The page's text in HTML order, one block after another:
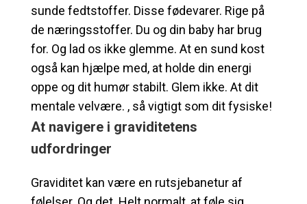
sunde fedtstoffer. Disse fødevarer. Rige på
de næringsstoffer. Du og din baby har brug
for. Og lad os ikke glemme. At en sund kost
også kan hjælpe med, at holde din energi
oppe og dit humør stabilt. Glem ikke. At dit
mentale velvære. , så vigtigt som dit fysiske!
At navigere i graviditetens
udfordringer
Graviditet kan være en rutsjebanetur af